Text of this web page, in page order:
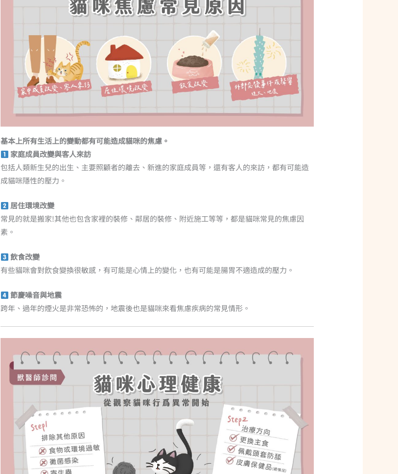
基本上所有生活上的變動都有可能造成貓咪的焦慮。
家庭成員改變與客人來訪
包括人類新生兒的出生、主要照顧者的離去、新進的家庭成員等，還有客人的來訪，都有可能造
成貓咪隱性的壓力。
居住環境改變
常見的就是搬家!其他也包含家裡的裝修、鄰居的裝修、附近施工等等，都是貓咪常見的焦慮因
素。
飲食改變
有些貓咪會對飮⻝變換很敏感，有可能是心情上的變化，也有可能是腸胃不適造成的壓力。
節慶噪音與地震
跨年、過年的煙火是非常恐怖的，地震後也是貓咪來看焦慮疾病的常見情形。